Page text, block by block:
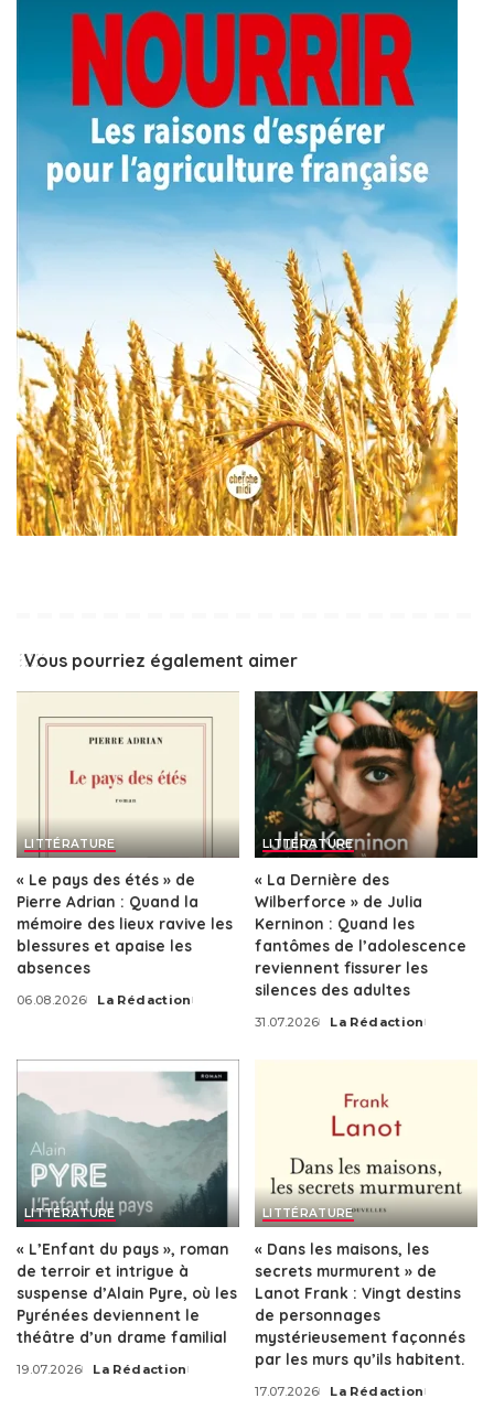
Vous pourriez également aimer
LITTÉRATURE
« Le pays des étés » de
Pierre Adrian : Quand la
mémoire des lieux ravive les
blessures et apaise les
absences
06.08.2026
Posted
La Rédaction
LITTÉRATURE
« La Dernière des
Wilberforce » de Julia
Kerninon : Quand les
fantômes de l’adolescence
reviennent fissurer les
silences des adultes
31.07.2026
Posted
La Rédaction
LITTÉRATURE
« L’Enfant du pays », roman
de terroir et intrigue à
suspense d’Alain Pyre, où les
Pyrénées deviennent le
théâtre d’un drame familial
19.07.2026
Posted
La Rédaction
LITTÉRATURE
« Dans les maisons, les
secrets murmurent » de
Lanot Frank : Vingt destins
de personnages
mystérieusement façonnés
par les murs qu’ils habitent.
17.07.2026
Posted
La Rédaction